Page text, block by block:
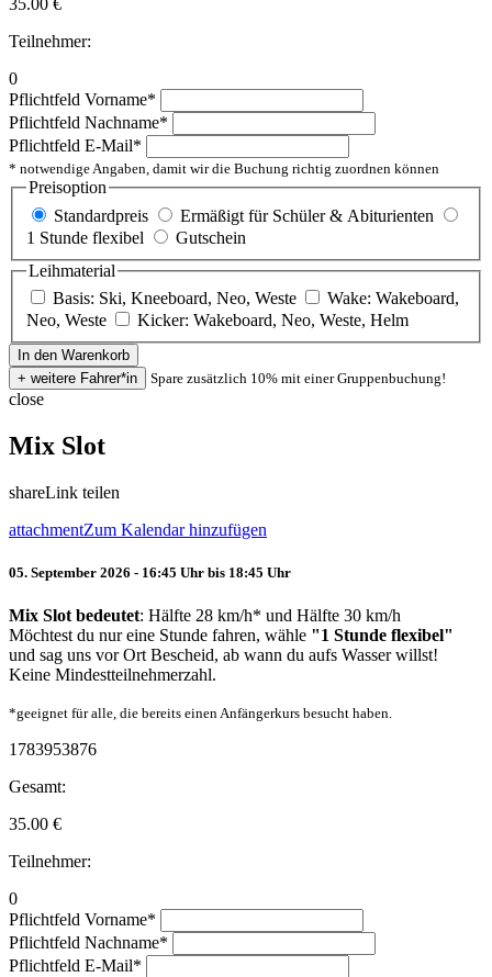
35.00 €
Teilnehmer:
0
Pflichtfeld Vorname*
Pflichtfeld Nachname*
Pflichtfeld E-Mail*
* notwendige Angaben, damit wir die Buchung richtig zuordnen können
Preisoption
Standardpreis
Ermäßigt für Schüler & Abiturienten
1 Stunde flexibel
Gutschein
Leihmaterial
Basis: Ski, Kneeboard, Neo, Weste
Wake: Wakeboard,
Neo, Weste
Kicker: Wakeboard, Neo, Weste, Helm
Spare zusätzlich 10% mit einer Gruppenbuchung!
close
Mix Slot
shareLink teilen
attachmentZum Kalendar hinzufügen
05. September 2026 - 16:45 Uhr bis 18:45 Uhr
Mix Slot bedeutet: Hälfte 28 km/h* und Hälfte 30 km/h
Möchtest du nur eine Stunde fahren, wähle "1 Stunde flexibel"
und sag uns vor Ort Bescheid, ab wann du aufs Wasser willst!
Keine Mindestteilnehmerzahl.
*geeignet für alle, die bereits einen Anfängerkurs besucht haben.
1783953876
Gesamt:
35.00 €
Teilnehmer:
0
Pflichtfeld Vorname*
Pflichtfeld Nachname*
Pflichtfeld E-Mail*